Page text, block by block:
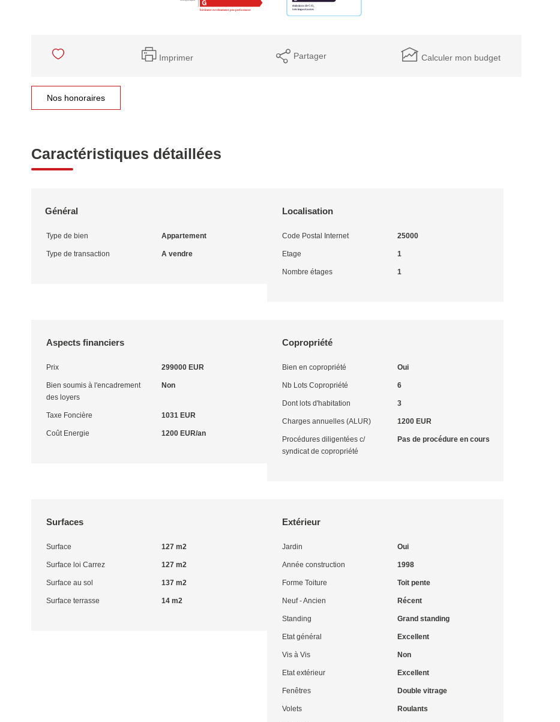
Imprimer Partager Calculer mon budget
Nos honoraires
Caractéristiques détaillées
Général
Type de bien Appartement
Type de transaction A vendre
Localisation
Code Postal Internet 25000
Etage 1
Nombre étages 1
Aspects financiers
Prix 299000 EUR
Bien soumis à l'encadrement
des loyers
Non
Taxe Foncière 1031 EUR
Coût Energie 1200 EUR/an
Copropriété
Bien en copropriété Oui
Nb Lots Copropriété 6
Dont lots d'habitation 3
Charges annuelles (ALUR) 1200 EUR
Procédures diligentées c/
syndicat de copropriété
Pas de procédure en cours
Surfaces
Surface 127 m2
Surface loi Carrez 127 m2
Surface au sol 137 m2
Surface terrasse 14 m2
Extérieur
Jardin Oui
Année construction 1998
Forme Toiture Toit pente
Neuf - Ancien Récent
Standing Grand standing
Etat général Excellent
Vis à Vis Non
Etat extérieur Excellent
Fenêtres Double vitrage
Volets Roulants